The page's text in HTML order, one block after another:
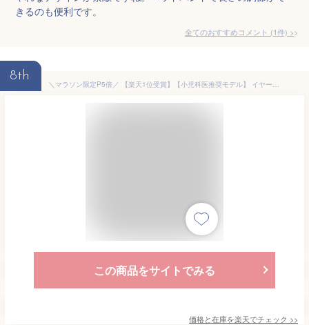
きるのも便利です。
全てのおすすめコメント (1件) >
8th
＼マラソン限定P5倍／ 【楽天1位受賞】【小児科医推奨モデル】 イヤーマフ 防音 子供用 聴覚過敏 NRR26db 自閉症 軽量 子供 子ども 悪目立ちしない スライド式ヘッドバンド
この商品をサイトでみる
価格と在庫を楽天でチェック >>